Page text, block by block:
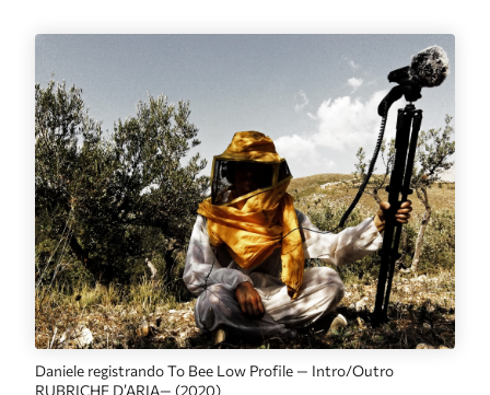
Daniele registrando To Bee Low Profile — Intro/Outro
RUBRICHE D’ARIA— (2020)